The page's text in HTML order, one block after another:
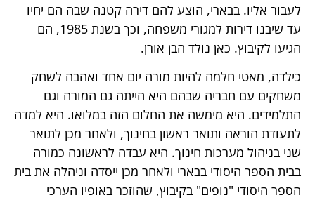
לעבור אליו. בבארי, הוצע להם דירה קטנה שבה הם יחיו
עד שיבנו דירות למגורי משפחה, וכך בשנת 1985, הם
הגיעו לקיבוץ. כאן נולד הבן אורן.
כילדה, מאטי חלמה להיות מורה יום אחד ואהבה לשחק
משחקים עם חבריה שבהם היא הייתה גם המורה וגם
התלמידים. היא מימשה את החלום הזה במלואו. היא למדה
לתעודת הוראה ותואר ראשון בחינוך, ולאחר מכן לתואר
שני בניהול מערכות חינוך. היא עבדה לראשונה כמורה
בבית הספר היסודי בבארי ולאחר מכן ייסדה וניהלה את בית
הספר היסודי "נופים" בקיבוץ, שהוזכר באופיו הערכי